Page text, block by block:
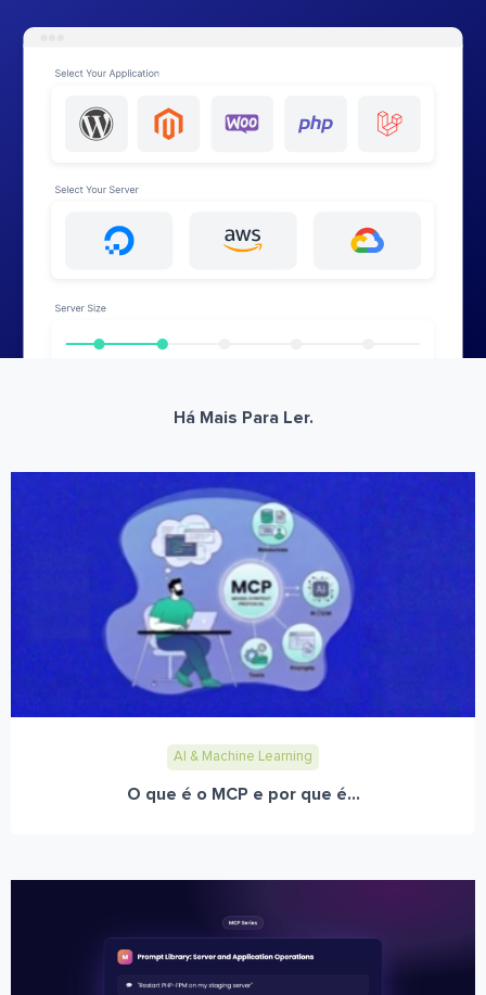
Há Mais Para Ler.
AI & Machine Learning
O que é o MCP e por que é...